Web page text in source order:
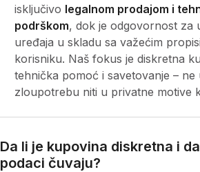
isključivo legalnom prodajom i
podrškom, dok je odgovornost za
uređaja u skladu sa važećim
korisniku. Naš fokus je diskretna
tehnička pomoć i savetovanje – ne
zloupotrebu niti u privatne motive
Da li je kupovina diskretna i
podaci čuvaju?